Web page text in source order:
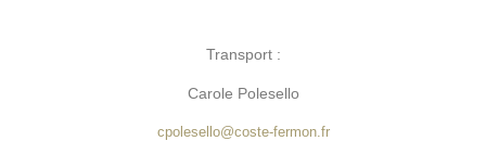
Transport :
Carole Polesello
cpolesello@coste-fermon.fr